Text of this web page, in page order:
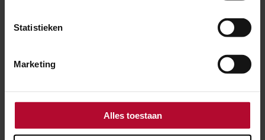
Statistieken
Marketing
Alles toestaan